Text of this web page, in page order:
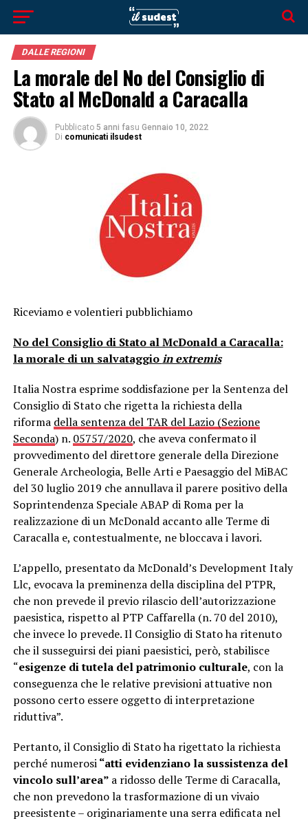
DALLE REGIONI
La morale del No del Consiglio di
Stato al McDonald a Caracalla
Pubblicato 5 anni fasu Gennaio 10, 2022
Di comunicati ilsudest
Riceviamo e volentieri pubblichiamo
No del Consiglio di Stato al McDonald a Caracalla:
la morale di un salvataggioin extremis
Italia Nostra esprime soddisfazione per la Sentenza del
Consiglio di Stato che rigetta la richiesta della
riforma della sentenza del TAR del Lazio (Sezione
Seconda) n. 05757/2020, che aveva confermato il
provvedimento del direttore generale della Direzione
Generale Archeologia, Belle Arti e Paesaggio del MiBAC
del 30 luglio 2019 che annullava il parere positivo della
Soprintendenza Speciale ABAP di Roma per la
realizzazione di un McDonald accanto alle Terme di
Caracalla e, contestualmente, ne bloccava i lavori.
L’appello, presentato da McDonald’s Development Italy
Llc, evocava la preminenza della disciplina del PTPR,
che non prevede il previo rilascio dell’autorizzazione
paesistica, rispetto al PTP Caffarella (n. 70 del 2010),
che invece lo prevede. Il Consiglio di Stato ha ritenuto
che il susseguirsi dei piani paesistici, però, stabilisce
“esigenze di tutela del patrimonio culturale, con la
conseguenza che le relative previsioni attuative non
possono certo essere oggetto di interpretazione
riduttiva”.
Pertanto, il Consiglio di Stato ha rigettato la richiesta
perché numerosi“atti evidenziano la sussistenza del
vincolo sull’area” a ridosso delle Terme di Caracalla,
che non prevedono la trasformazione di un vivaio
preesistente – originariamente una serra edificata nel